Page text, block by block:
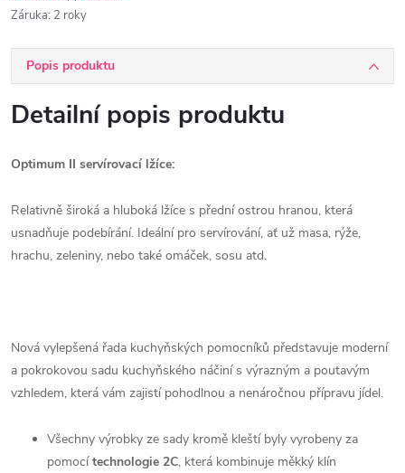
Záruka: 2 roky
Popis produktu
Detailní popis produktu
Optimum II servírovací lžíce:
Relativně široká a hluboká lžíce s přední ostrou hranou, která
usnadňuje podebírání. Ideální pro servírování, ať už masa, rýže,
hrachu, zeleniny, nebo také omáček, sosu atd.
Nová vylepšená řada kuchyňských pomocníků představuje moderní
a pokrokovou sadu kuchyňského náčiní s výrazným a poutavým
vzhledem, která vám zajistí pohodlnou a nenáročnou přípravu jídel.
Všechny výrobky ze sady kromě kleští byly vyrobeny za
pomocítechnologie 2C, která kombinuje měkký klín